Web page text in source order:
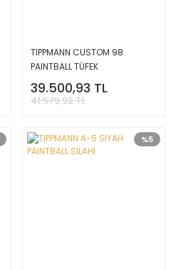
TIPPMANN CUSTOM 98
PAINTBALL TÜFEK
39.500,93 TL
41.579,92 TL
%5